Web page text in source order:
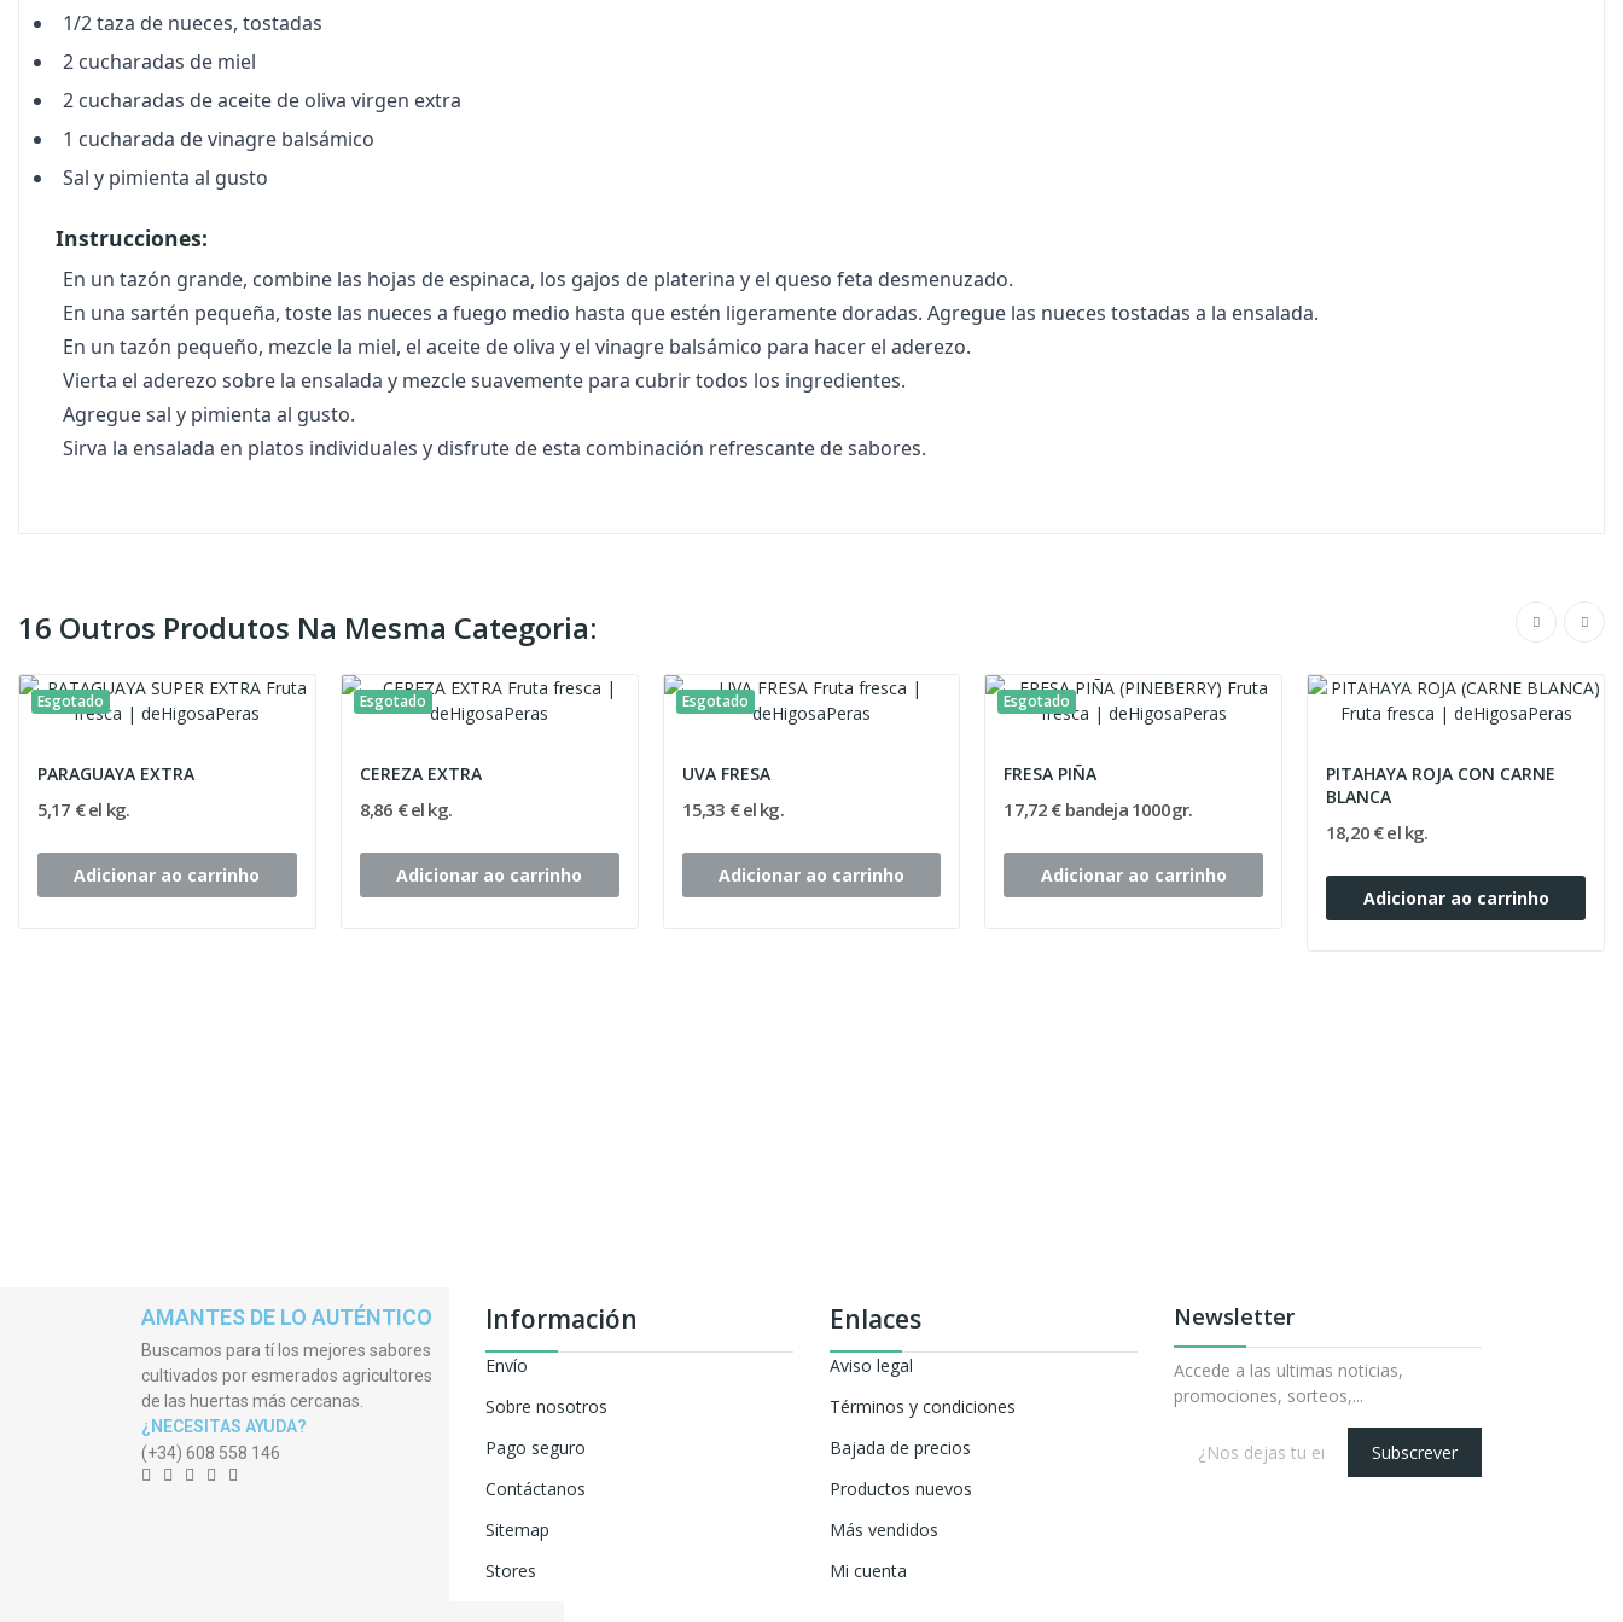
1/2 taza de nueces, tostadas
2 cucharadas de miel
2 cucharadas de aceite de oliva virgen extra
1 cucharada de vinagre balsámico
Sal y pimienta al gusto
Instrucciones:
En un tazón grande, combine las hojas de espinaca, los gajos de platerina y el queso feta desmenuzado.
En una sartén pequeña, toste las nueces a fuego medio hasta que estén ligeramente doradas. Agregue las nueces tostadas a la ensalada.
En un tazón pequeño, mezcle la miel, el aceite de oliva y el vinagre balsámico para hacer el aderezo.
Vierta el aderezo sobre la ensalada y mezcle suavemente para cubrir todos los ingredientes.
Agregue sal y pimienta al gusto.
Sirva la ensalada en platos individuales y disfrute de esta combinación refrescante de sabores.
16 Outros Produtos Na Mesma Categoria:
Esgotado
PARAGUAYA EXTRA
5,17 € el kg.
Adicionar ao carrinho
Esgotado
CEREZA EXTRA
8,86 € el kg.
Adicionar ao carrinho
Esgotado
UVA FRESA
15,33 € el kg.
Adicionar ao carrinho
Esgotado
FRESA PIÑA
17,72 € bandeja 1000gr.
Adicionar ao carrinho
PITAHAYA ROJA CON CARNE
BLANCA
18,20 € el kg.
Adicionar ao carrinho
AMANTES DE LO AUTÉNTICO
Buscamos para tí los mejores sabores
cultivados por esmerados agricultores
de las huertas más cercanas.
¿NECESITAS AYUDA?
(+34) 608 558 146
Información
Envío
Sobre nosotros
Pago seguro
Contáctanos
Sitemap
Stores
Enlaces
Aviso legal
Términos y condiciones
Bajada de precios
Productos nuevos
Más vendidos
Mi cuenta
Newsletter
Accede a las ultimas noticias,
promociones, sorteos,...
Subscrever